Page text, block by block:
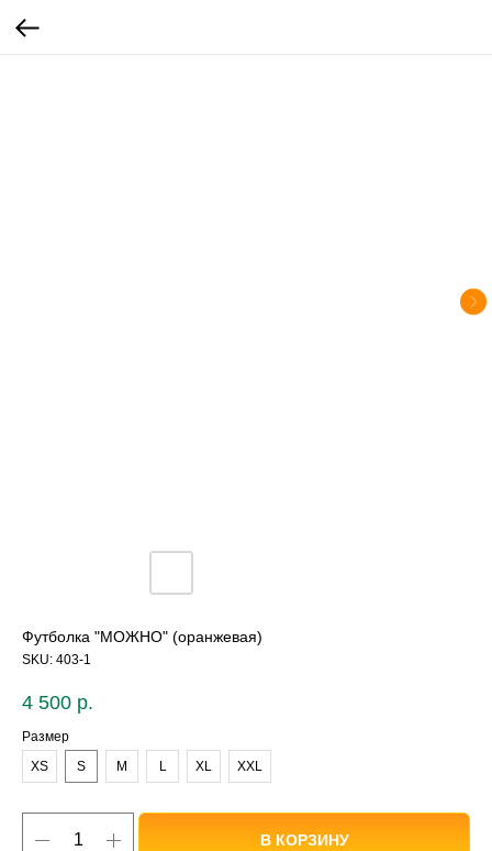
Футболка "МОЖНО" (оранжевая)
SKU: 403-1
4 500 р.
Размер
XS
S M L XL XXL
В КОРЗИНУ